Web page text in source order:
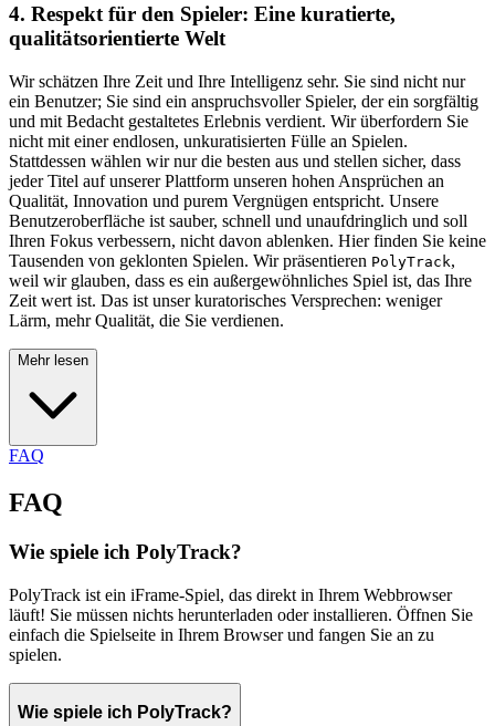
4. Respekt für den Spieler: Eine kuratierte,
qualitätsorientierte Welt
Wir schätzen Ihre Zeit und Ihre Intelligenz sehr. Sie sind nicht nur
ein Benutzer; Sie sind ein anspruchsvoller Spieler, der ein sorgfältig
und mit Bedacht gestaltetes Erlebnis verdient. Wir überfordern Sie
nicht mit einer endlosen, unkuratisierten Fülle an Spielen.
Stattdessen wählen wir nur die besten aus und stellen sicher, dass
jeder Titel auf unserer Plattform unseren hohen Ansprüchen an
Qualität, Innovation und purem Vergnügen entspricht. Unsere
Benutzeroberfläche ist sauber, schnell und unaufdringlich und soll
Ihren Fokus verbessern, nicht davon ablenken. Hier finden Sie keine
Tausenden von geklonten Spielen. Wir präsentieren PolyTrack,
weil wir glauben, dass es ein außergewöhnliches Spiel ist, das Ihre
Zeit wert ist. Das ist unser kuratorisches Versprechen: weniger
Lärm, mehr Qualität, die Sie verdienen.
Mehr lesen
FAQ
FAQ
Wie spiele ich PolyTrack?
PolyTrack ist ein iFrame-Spiel, das direkt in Ihrem Webbrowser
läuft! Sie müssen nichts herunterladen oder installieren. Öffnen Sie
einfach die Spielseite in Ihrem Browser und fangen Sie an zu
spielen.
Wie spiele ich PolyTrack?